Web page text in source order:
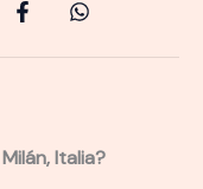
Italia?